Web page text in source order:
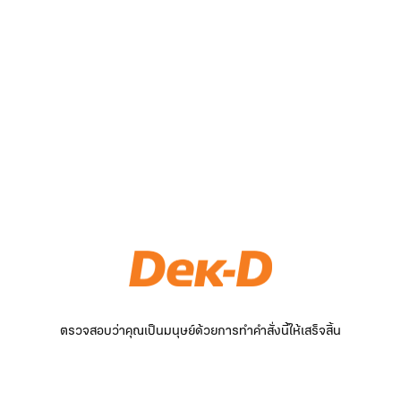
ตรวจสอบว่าคุณเป็นมนุษย์ด้วยการทำคำสั่งนี้ให้เสร็จสิ้น